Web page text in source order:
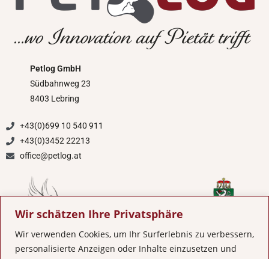
Wir schätzen Ihre Privatsphäre
Wir verwenden Cookies, um Ihr Surferlebnis zu verbessern,
personalisierte Anzeigen oder Inhalte einzusetzen und
Petlog GmbH
Südbahnweg 23
8403 Lebring
+43(0)699 10 540 911
+43(0)3452 22213
office@petlog.at